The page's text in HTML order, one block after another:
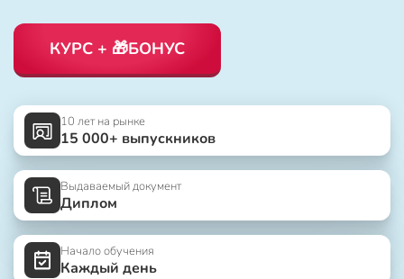
КУРС + 🎁БОНУС
10 лет на рынке
15 000+ выпускников
Выдаваемый документ
Диплом
Начало обучения
Каждый день